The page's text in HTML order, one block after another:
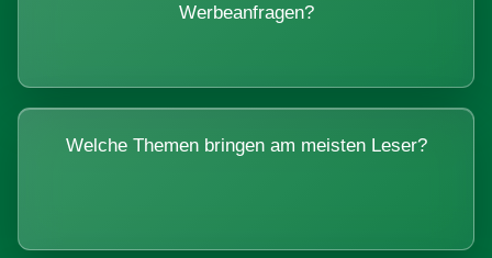
Werbeanfragen?
Welche Themen bringen am meisten Leser?